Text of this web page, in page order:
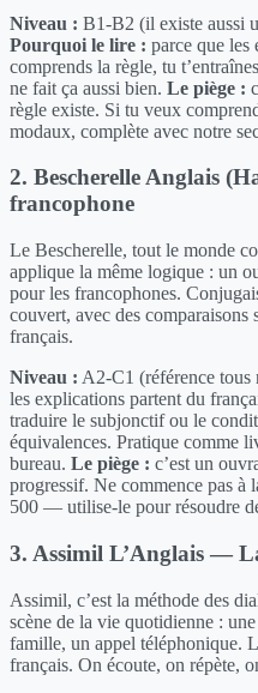
Niveau : B1-B2 (il existe aussi
Pourquoi le lire : parce que
comprends la règle, tu
ne fait ça aussi bien. Le piège :
règle existe. Si tu veux
modaux, complète avec notre
2. Bescherelle Anglais
francophone
Le Bescherelle, tout le monde
applique la même logique : un
pour les francophones.
couvert, avec des comparaisons
français.
Niveau : A2-C1 (référence tous
les explications partent du
traduire le subjonctif ou le
équivalences. Pratique comme
bureau. Le piège : c’est un
progressif. Ne commence pas à
500 — utilise-le pour résoudre
3. Assimil L’Anglais —
Assimil, c’est la méthode des
scène de la vie quotidienne :
famille, un appel téléphonique.
français. On écoute, on répète,